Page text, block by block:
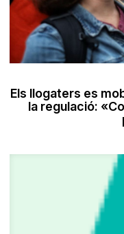
Els llogaters es
la regulació: